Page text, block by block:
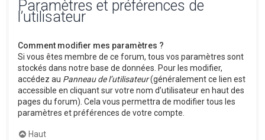
Paramètres et préférences de
l’utilisateur
Comment modifier mes paramètres ?
Si vous êtes membre de ce forum, tous vos paramètres sont
stockés dans notre base de données. Pour les modifier,
accédez au Panneau de l’utilisateur(généralement ce lien est
accessible en cliquant sur votre nom d’utilisateur en haut des
pages du forum). Cela vous permettra de modifier tous les
paramètres et préférences de votre compte.
Haut